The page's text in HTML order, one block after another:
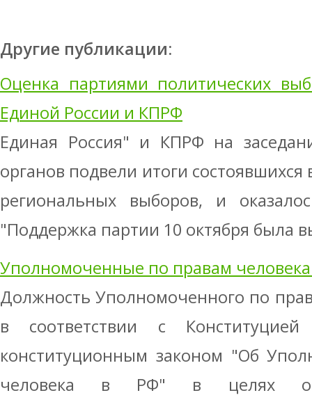
Другие публикации:
Оценка партиями политических
Единой России и КПРФ
Единая Россия" и КПРФ на
органов подвели итоги
региональных выборов, и
"Поддержка партии 10 октября была
Уполномоченные по правам
Должность Уполномоченного по
в соответствии с
конституционным законом "Об
человека в РФ" в целях